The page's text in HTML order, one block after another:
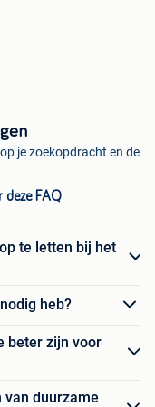
je zoekopdracht en de
deze FAQ
te letten bij het
heb?
beter zijn voor
van duurzame